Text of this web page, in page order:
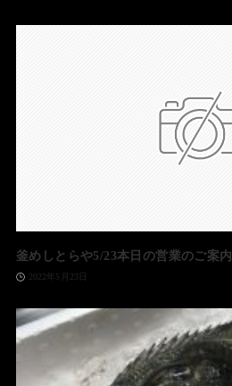
釜めしとらや5/23本日の営業のご案内
2022年5月23日